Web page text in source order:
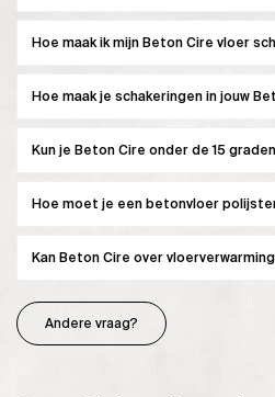
Hoe maak ik mijn Beton Cire vloer
Hoe maak je schakeringen in jouw
Kun je Beton Cire onder de 15
Hoe moet je een betonvloer
Kan Beton Cire over
Andere vraag?